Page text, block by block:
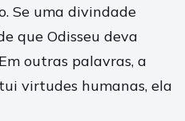
Se uma divindade
que Odisseu deva
outras palavras, a
virtudes humanas, ela